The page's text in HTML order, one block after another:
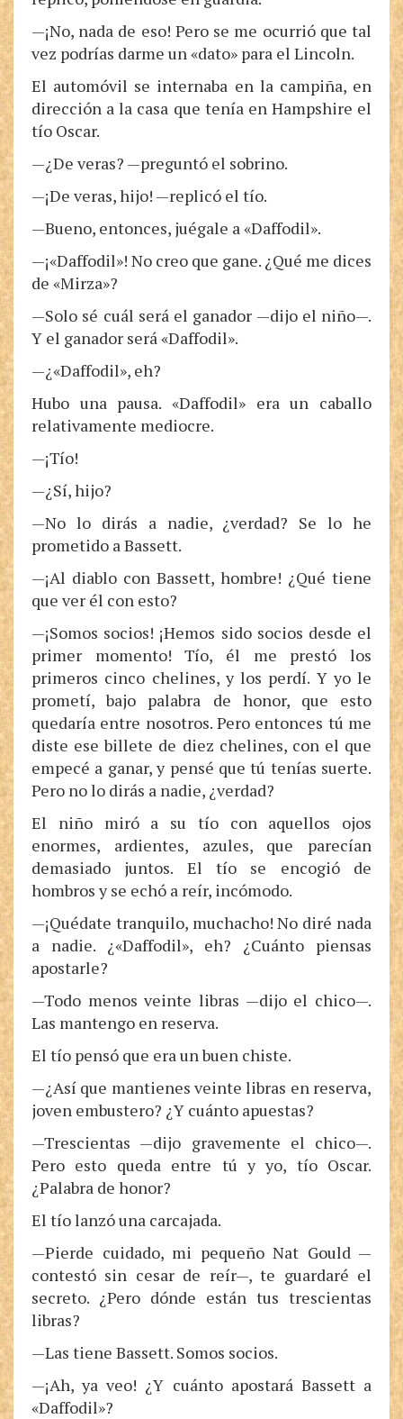
—¡No, nada de eso! Pero se me ocurrió que tal
vez podrías darme un «dato» para el Lincoln.
El automóvil se internaba en la campiña, en
dirección a la casa que tenía en Hampshire el
tío Oscar.
—¿De veras? —preguntó el sobrino.
—¡De veras, hijo! —replicó el tío.
—Bueno, entonces, juégale a «Daffodil».
—¡«Daffodil»! No creo que gane. ¿Qué me dices
de «Mirza»?
—Solo sé cuál será el ganador —dijo el niño—.
Y el ganador será «Daffodil».
—¿«Daffodil», eh?
Hubo una pausa. «Daffodil» era un caballo
relativamente mediocre.
—¡Tío!
—¿Sí, hijo?
—No lo dirás a nadie, ¿verdad? Se lo he
prometido a Bassett.
—¡Al diablo con Bassett, hombre! ¿Qué tiene
que ver él con esto?
—¡Somos socios! ¡Hemos sido socios desde el
primer momento! Tío, él me prestó los
primeros cinco chelines, y los perdí. Y yo le
prometí, bajo palabra de honor, que esto
quedaría entre nosotros. Pero entonces tú me
diste ese billete de diez chelines, con el que
empecé a ganar, y pensé que tú tenías suerte.
Pero no lo dirás a nadie, ¿verdad?
El niño miró a su tío con aquellos ojos
enormes, ardientes, azules, que parecían
demasiado juntos. El tío se encogió de
hombros y se echó a reír, incómodo.
—¡Quédate tranquilo, muchacho! No diré nada
a nadie. ¿«Daffodil», eh? ¿Cuánto piensas
apostarle?
—Todo menos veinte libras —dijo el chico—.
Las mantengo en reserva.
El tío pensó que era un buen chiste.
—¿Así que mantienes veinte libras en reserva,
joven embustero? ¿Y cuánto apuestas?
—Trescientas —dijo gravemente el chico—.
Pero esto queda entre tú y yo, tío Oscar.
¿Palabra de honor?
El tío lanzó una carcajada.
—Pierde cuidado, mi pequeño Nat Gould —
contestó sin cesar de reír—, te guardaré el
secreto. ¿Pero dónde están tus trescientas
libras?
—Las tiene Bassett. Somos socios.
—¡Ah, ya veo! ¿Y cuánto apostará Bassett a
«Daffodil»?